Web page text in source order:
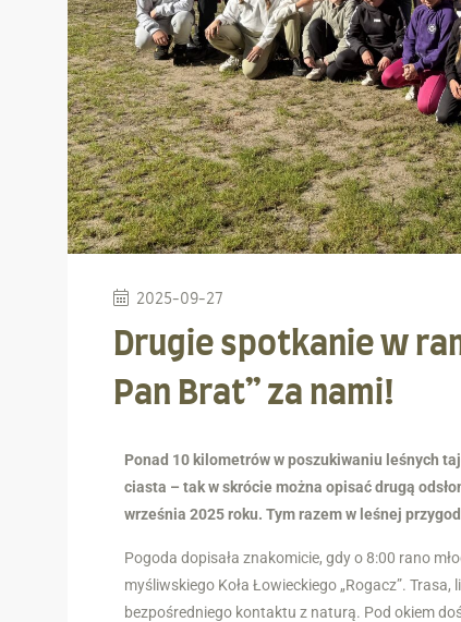
2025-09-27
Drugie spotkanie w
Pan Brat” za nami!
Ponad 10 kilometrów w poszukiwaniu leśnych
ciasta – tak w skrócie można opisać drugą
września 2025 roku. Tym razem w leśnej
Pogoda dopisała znakomicie, gdy o 8:00 rano
myśliwskiego Koła Łowieckiego „Rogacz”.
bezpośredniego kontaktu z naturą. Pod okiem